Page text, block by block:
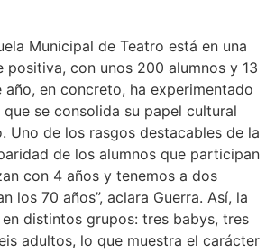
Municipal de Teatro está en una
positiva, con unos 200 alumnos y 13
en concreto, ha experimentado
se consolida su papel cultural
Uno de los rasgos destacables de la
de los alumnos que participan
con 4 años y tenemos a dos
los 70 años”, aclara Guerra. Así, la
distintos grupos: tres babys, tres
adultos, lo que muestra el carácter